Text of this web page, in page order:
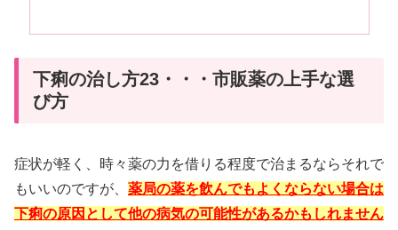
下痢の治し方23・・・市販薬の上手な選
び方
症状が軽く、時々薬の力を借りる程度で治まるならそれで
もいいのですが、 薬局の薬を飲んでもよくならない場合は
下痢の原因として他の病気の可能性があるかもしれません